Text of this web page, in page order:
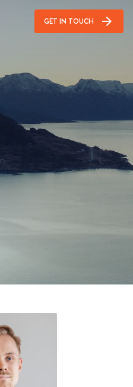
GET IN TOUCH arrow_forward